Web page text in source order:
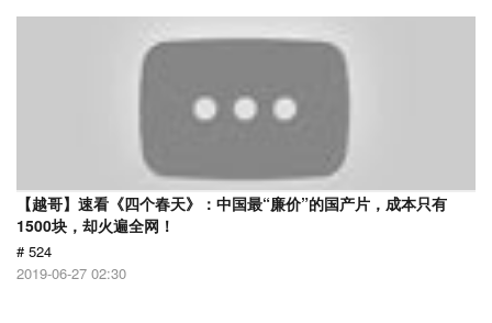
【越哥】速看《四个春天》：中国最“廉价”的国产片，成本只有
1500块，却火遍全网！
# 524
2019-06-27 02:30